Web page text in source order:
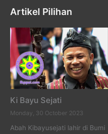
Artikel Pilihan
Ki Bayu Sejati
Monday, 30 October 2023
Abah Kibayusejati lahir di Bumi